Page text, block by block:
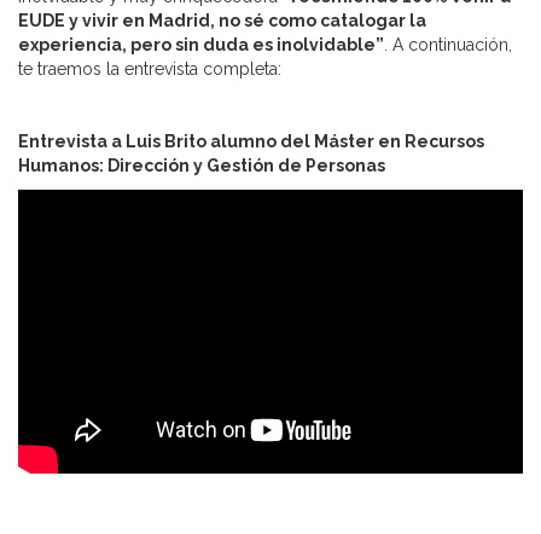
EUDE y vivir en Madrid, no sé como catalogar la
experiencia, pero sin duda es inolvidable” . A continuación,
te traemos la entrevista completa:
Entrevista a Luis Brito alumno del Máster en Recursos
Humanos: Dirección y Gestión de Personas